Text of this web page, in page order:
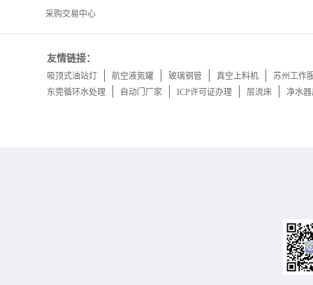
采购交易中心
友情链接：
吸顶式油站灯 航空液氮罐 玻璃钢管 真空上料机
苏州工作
东莞循环水处理
自动门厂家 ICP许可证办理 层流床 净水